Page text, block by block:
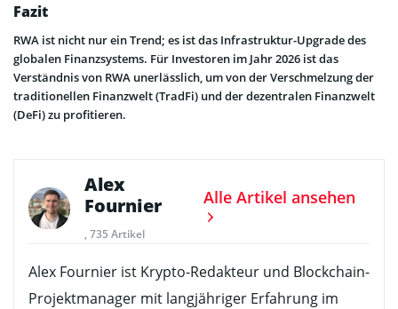
Fazit
RWA ist nicht nur ein Trend; es ist das Infrastruktur-Upgrade des
globalen Finanzsystems. Für Investoren im Jahr 2026 ist das
Verständnis von RWA unerlässlich, um von der Verschmelzung der
traditionellen Finanzwelt (TradFi) und der dezentralen Finanzwelt
(DeFi) zu profitieren.
Alex
Fournier
, 735 Artikel
Alle Artikel ansehen
Alex Fournier ist Krypto-Redakteur und Blockchain-
Projektmanager mit langjähriger Erfahrung im